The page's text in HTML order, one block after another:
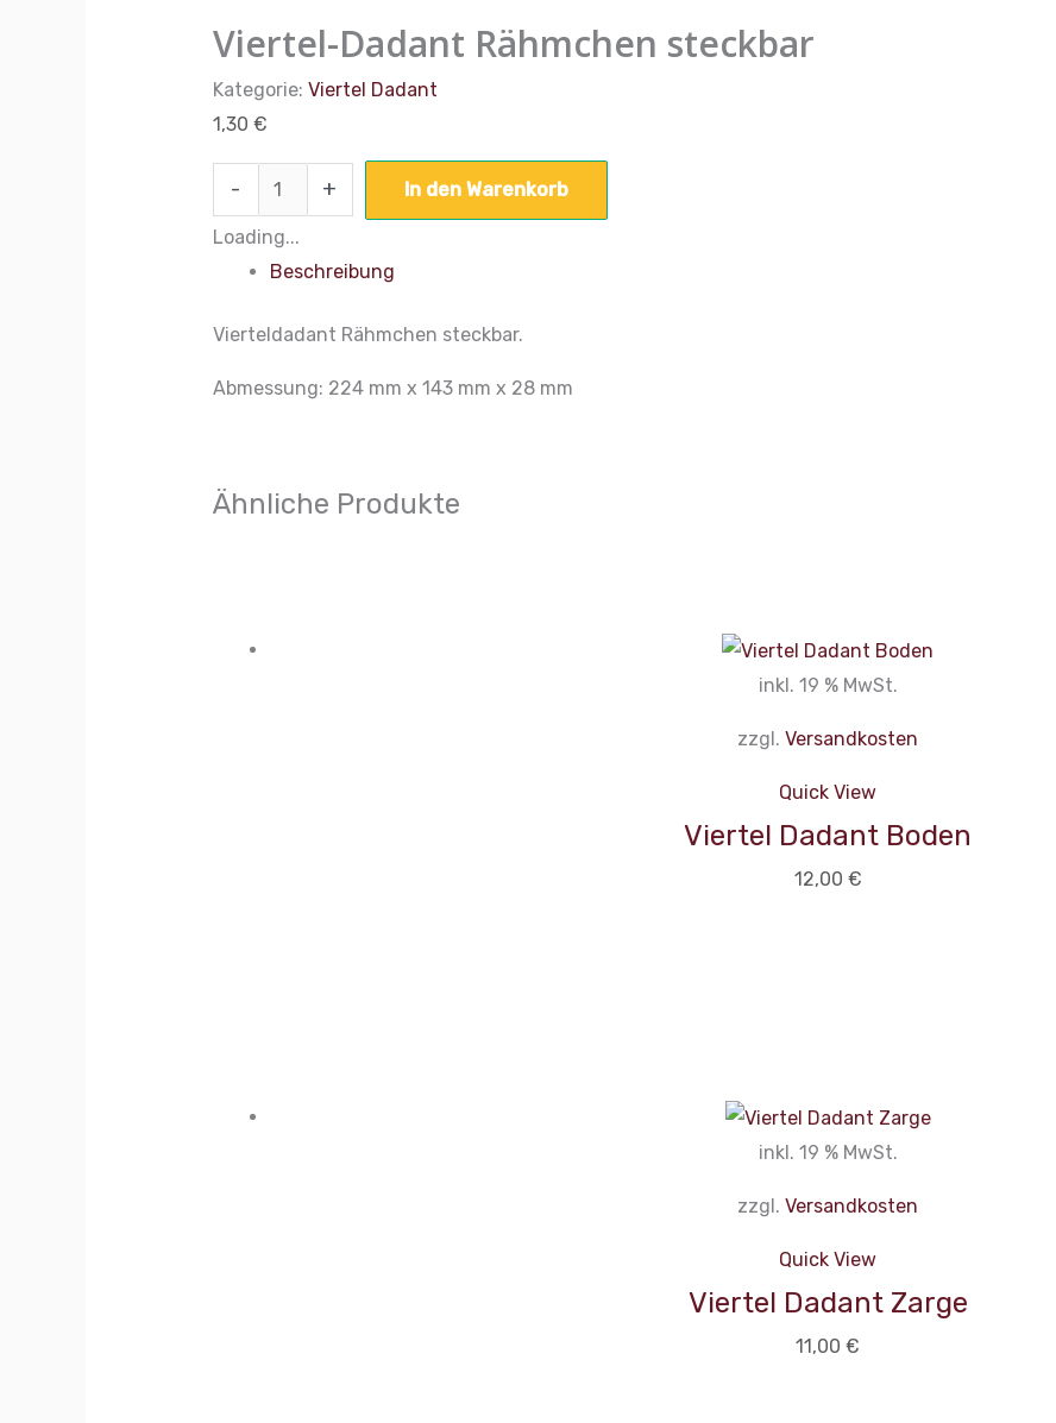
Viertel-Dadant Rähmchen steckbar
Kategorie: Viertel Dadant
1,30 €
- + In den Warenkorb
Loading...
Beschreibung
Vierteldadant Rähmchen steckbar.
Abmessung: 224 mm x 143 mm x 28 mm
Ähnliche Produkte
inkl. 19 % MwSt.
zzgl. Versandkosten
Quick View
Viertel Dadant Boden
12,00 €
inkl. 19 % MwSt.
zzgl. Versandkosten
Quick View
Viertel Dadant Zarge
11,00 €